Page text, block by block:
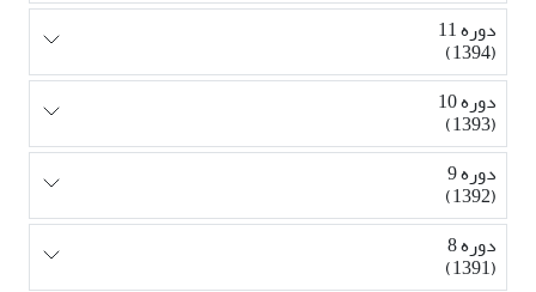
دوره 11
(1394)
دوره 10
(1393)
دوره 9
(1392)
دوره 8
(1391)